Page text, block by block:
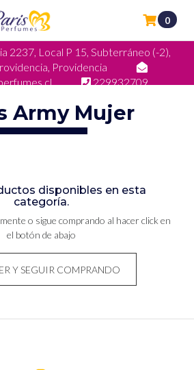
2237, Local P 15, Subterráneo (-2),
Providencia
229932709
0
Army Mujer
disponibles en esta
categoría.
o sigue comprando al hacer click en
el botón de abajo
Y SEGUIR COMPRANDO